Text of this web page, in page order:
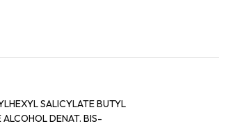
SALICYLATE BUTYL
DENAT. BIS-